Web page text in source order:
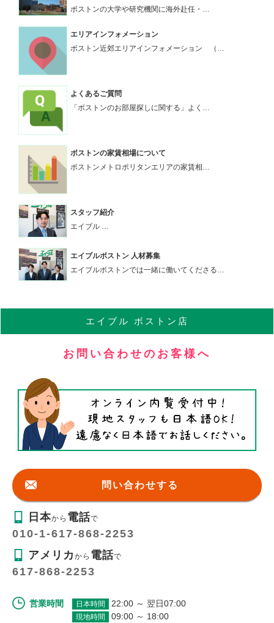
ボストンの大学や研究機関に海外赴任・…
エリアインフォメーション
ボストン近郊エリアインフォメーション （…
よくあるご質問
「ボストンのお部屋探しに関する」よく…
ボストンの家賃相場について
ボストンメトロポリタンエリアの家賃相…
スタッフ紹介
エイブル …
エイブルボストン 人材募集
エイブルボストンでは一緒に働いてくださる…
エイブル ボストン店
お問い合わせのお客様へ
問い合わせする
日本から 電話で
010-1-617-868-2253
アメリカから 電話で
617-868-2253
営業時間 日本時間 22:00 ～ 翌日07:00
現地時間 09:00 ～ 18:00